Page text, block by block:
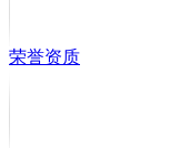
荣誉资质